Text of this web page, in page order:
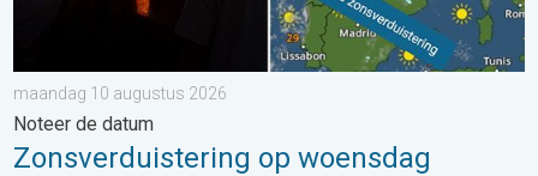
maandag 10 augustus 2026
Noteer de datum
Zonsverduistering op woensdag